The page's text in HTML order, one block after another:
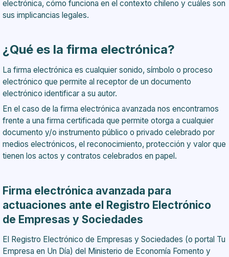
electrónica, cómo funciona en el contexto chileno y cuáles son
sus implicancias legales.
¿Qué es la firma electrónica?
La firma electrónica es cualquier sonido, símbolo o proceso
electrónico que permite al receptor de un documento
electrónico identificar a su autor.
En el caso de la firma electrónica avanzada nos encontramos
frente a una firma certificada que permite otorga a cualquier
documento y/o instrumento público o privado celebrado por
medios electrónicos, el reconocimiento, protección y valor que
tienen los actos y contratos celebrados en papel.
Firma electrónica avanzada para
actuaciones ante el Registro Electrónico
de Empresas y Sociedades
El Registro Electrónico de Empresas y Sociedades (o portal Tu
Empresa en Un Día) del Ministerio de Economía Fomento y